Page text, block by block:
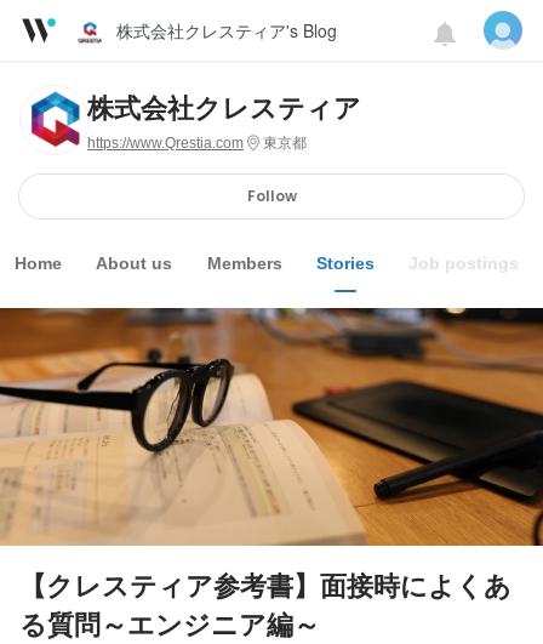
株式会社クレスティア's Blog
株式会社クレスティア
https://www.Qrestia.com 東京都
Follow
Home About us Members Stories Job postings
【クレスティア参考書】面接時によくあ
る質問～エンジニア編～